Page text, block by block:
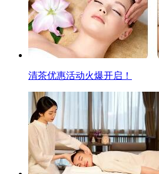
清茶优惠活动火爆开启！